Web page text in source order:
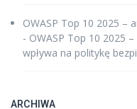
OWASP Top 10 2025 –
- OWASP Top 10 2025
wpływa na politykę
ARCHIWA